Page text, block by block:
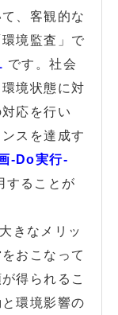
、客観的な
境監査」で
です。社会
境状態に対
応を行い
スを達成す
-Do実行-
することが
きなメリッ
おこなって
得られるこ
環境影響の